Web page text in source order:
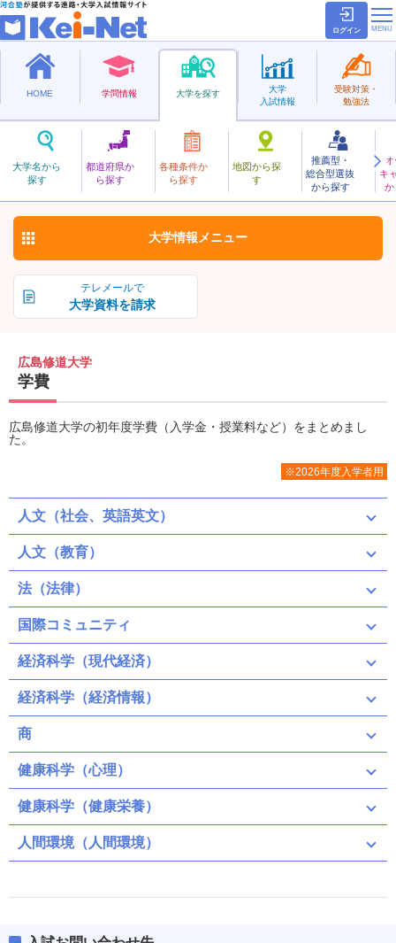
ログイン
HOME 学問情報 大学を探す
大学名から
探す
都道府県か
ら探す
各種条件か
ら探す
地図から探
す
推薦型・
総合型選抜
から探す
キ
か
大学
入試情報
受験対策・
勉強法
私立
ひろしましゅうどう
広島修道大学 お気に入り
テレメールで
大学資料を請求
大学情報 メニュー
広島修道大学
学費
広島修道大学の初年度学費（入学金・授業料など）をまとめまし
た。
※2026年度入学者用
人文（社会、英語英文）
人文（教育）
法（法律）
国際コミュニティ
経済科学（現代経済）
経済科学（経済情報）
商
健康科学（心理）
健康科学（健康栄養）
人間環境（人間環境）